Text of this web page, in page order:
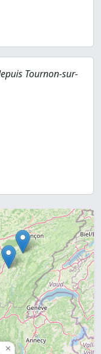
Tournon-sur-
×